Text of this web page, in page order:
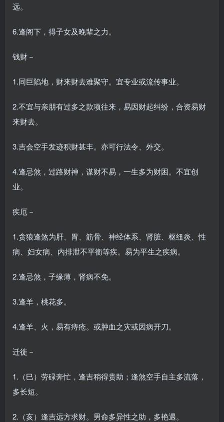
远。
6.逢阁下，得子女及晚辈之力。
钱财－
1.同巨陷地，财来财去难聚守。宜专业或流传事业。
2.不宜与亲朋有过多之款项往来，易因财起纠纷，合资易财
来财去。
3.吉会空手发迹积财甚丰。亦可行法令、外交。
4.逢忌煞，过路财神，谋财不易，一生多为财困。不宜创
业。
疾厄－
1.贪狼逢煞为肝、胃、筋骨、神经体系、肾脏、枢纽炎、性
病、妇女病、内排泄不平衡等疾。易为平生之疾病。
2.逢忌煞，子缘薄，肾病不免。
3.逢羊，桃花多。
4.逢羊、火，易有痔疮。或肿血之灾或因病开刀。
迁徙－
1.（巳）劳碌奔忙，逢吉稍得贵助；逢煞空手自主多流落，
多长短。
2.（亥）逢吉远方求财。男命多异性之助，多艳遇。